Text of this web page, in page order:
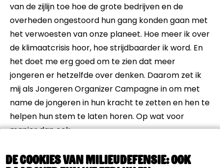
De cookies van Milieudefensie: ook
Over Ons
van de zijlijn toe hoe de grote bedrijven en de
overheden ongestoord hun gang konden gaan met
het verwoesten van onze planeet. Hoe meer ik over
de klimaatcrisis hoor, hoe strijdbaarder ik word. En
het doet me erg goed om te zien dat meer
jongeren er hetzelfde over denken. Daarom zet ik
mij als Jongeren Organizer Campagne in om met
name de jongeren in hun kracht te zetten en hen te
helpen hun stem te laten horen. Op wat voor
manier dan ook.
wielrennen en hardlopen. Dit helpt mij ook om me